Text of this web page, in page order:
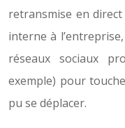
retransmise en
interne à
réseaux sociaux
exemple) pour
pu se déplacer.